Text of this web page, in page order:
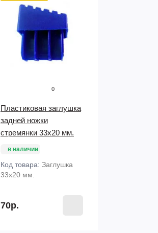
0
Пластиковая заглушка
задней ножки
стремянки 33х20 мм.
в наличии
Код товара: Заглушка
33х20 мм.
70р.